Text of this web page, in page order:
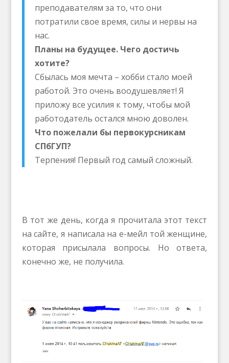
преподавателям за то, что они
потратили свое время, силы и нервы на
нас.
Планы на будущее. Чего достичь
хотите?
Сбылась моя мечта – хобби стало моей
работой. Это очень воодушевляет! Я
приложу все усилия к тому, чтобы мой
работодатель остался мною доволен.
Что пожелали бы первокурсникам
СПбГУП?
Терпения! Первый год самый сложный.
В тот же день, когда я прочитала этот текст
на сайте, я написала на е-мейл той женщине,
которая присылала вопросы. Но ответа,
конечно же, не получила.